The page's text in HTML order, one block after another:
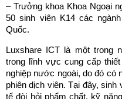
– Trưởng khoa Khoa Ngoại
50 sinh viên K14 các
Quốc.
Luxshare ICT là một trong
trong lĩnh vực cung cấp
nghiệp nước ngoài, do đó có
phiên dịch viên. Tại đây,
tế đòi hỏi phẩm chất, kỹ